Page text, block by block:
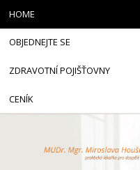
HOME
OBJEDNEJTE SE
ZDRAVOTNÍ POJIŠŤOVNY
CENÍK